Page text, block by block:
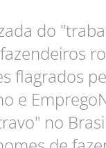
do
flagrados
e
no